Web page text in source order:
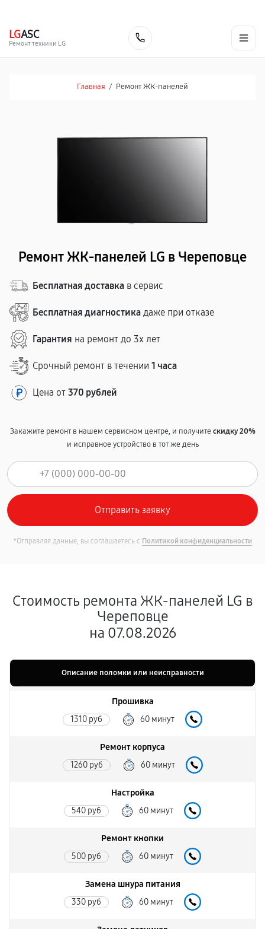
LGASC
Ремонт техники LG
Главная / Ремонт ЖК-панелей
Ремонт ЖК-панелей LG в Череповце
Бесплатная доставка в сервис
Бесплатная диагностика даже при отказе
Гарантия на ремонт до 3х лет
Срочный ремонт в течении 1 часа
Цена от 370 рублей
Закажите ремонт в нашем сервисном центре, и получитескидку 20%
и исправное устройство в тот же день
*Отправляя данные, вы соглашаетесь с Политикой конфиденциальности
Стоимость ремонта ЖК-панелей LG в
Череповце
на 07.08.2026
Описание поломки или неисправности
Прошивка
1310 руб 60 минут
Ремонт корпуса
1260 руб 60 минут
Настройка
540 руб 60 минут
Ремонт кнопки
500 руб 60 минут
Замена шнура питания
330 руб 60 минут